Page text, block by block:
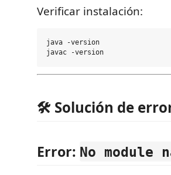
Verificar instalación:
java -version
🛠️ Solución de
Error: No module